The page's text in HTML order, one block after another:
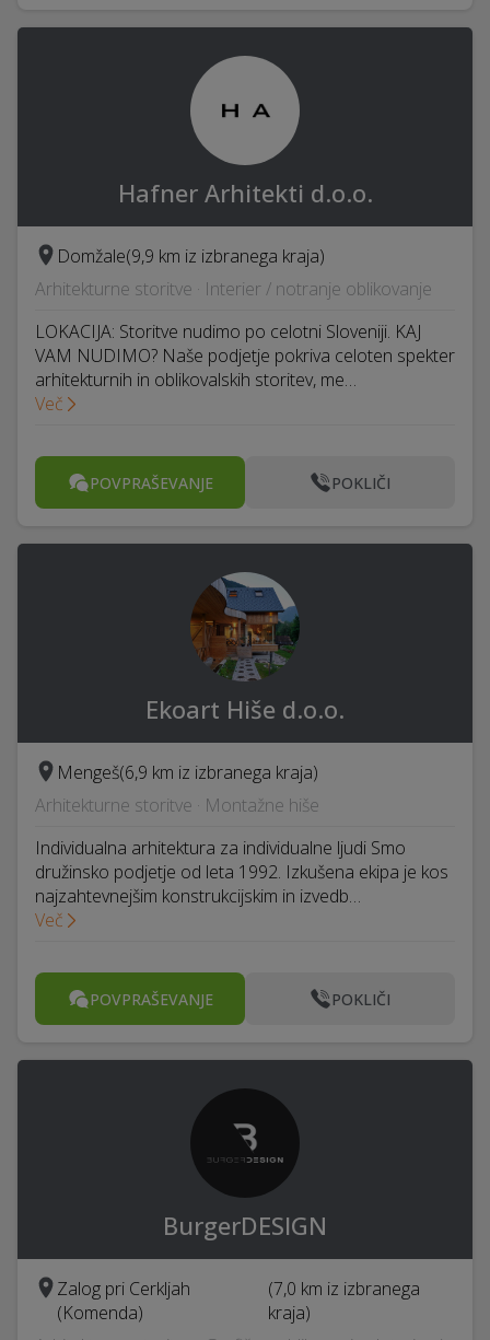
Hafner Arhitekti d.o.o.
Domžale(9,9 km iz izbranega kraja)
Arhitekturne storitve · Interier / notranje oblikovanje
LOKACIJA: Storitve nudimo po celotni Sloveniji. KAJ
VAM NUDIMO? Naše podjetje pokriva celoten spekter
arhitekturnih in oblikovalskih storitev, me…
Več
POVPRAŠEVANJE POKLIČI
Ekoart Hiše d.o.o.
Mengeš(6,9 km iz izbranega kraja)
Arhitekturne storitve · Montažne hiše
Individualna arhitektura za individualne ljudi Smo
družinsko podjetje od leta 1992. Izkušena ekipa je kos
najzahtevnejšim konstrukcijskim in izvedb…
Več
POVPRAŠEVANJE POKLIČI
BurgerDESIGN
Zalog pri Cerkljah
(Komenda)
(7,0 km iz izbranega
kraja)